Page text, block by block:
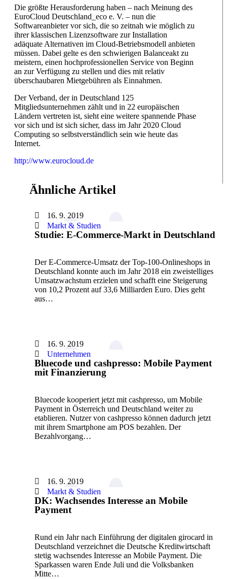
Die größte Herausforderung haben – nach Meinung des
EuroCloud Deutschland_eco e. V. – nun die
Softwareanbieter vor sich, die so zeitnah wie möglich zu
ihrer klassischen Lizenzsoftware zur Installation
adäquate Alternativen im Cloud-Betriebsmodell anbieten
müssen. Dabei gelte es den schwierigen Balanceakt zu
meistern, einen hochprofessionellen Service von Beginn
an zur Verfügung zu stellen und dies mit relativ
überschaubaren Mietgebühren als Einnahmen.
Der Verband, der in Deutschland 125
Mitgliedsunternehmen zählt und in 22 europäischen
Ländern vertreten ist, sieht eine weitere spannende Phase
vor sich und ist sich sicher, dass im Jahr 2020 Cloud
Computing so selbstverständlich sein wie heute das
Internet.
http://www.eurocloud.de
Ähnliche Artikel
16. 9. 2019
Markt & Studien
Studie: E-Commerce-Markt in Deutschland
Der E-Commerce-Umsatz der Top-100-Onlineshops in
Deutschland konnte auch im Jahr 2018 ein zweistelliges
Umsatzwachstum erzielen und schafft eine Steigerung
von 10,2 Prozent auf 33,6 Milliarden Euro. Dies geht
aus…
16. 9. 2019
Unternehmen
Bluecode und cashpresso: Mobile Payment
mit Finanzierung
Bluecode kooperiert jetzt mit cashpresso, um Mobile
Payment in Österreich und Deutschland weiter zu
etablieren. Nutzer von cashpresso können dadurch jetzt
mit ihrem Smartphone am POS bezahlen. Der
Bezahlvorgang…
16. 9. 2019
Markt & Studien
DK: Wachsendes Interesse an Mobile
Payment
Rund ein Jahr nach Einführung der digitalen girocard in
Deutschland verzeichnet die Deutsche Kreditwirtschaft
stetig wachsendes Interesse an Mobile Payment. Die
Sparkassen waren Ende Juli und die Volksbanken
Mitte…